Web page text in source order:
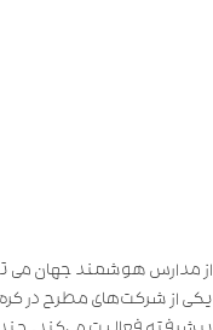
از مدارس هوشمند جهان می
یکی از شرکت‌های مطرح در